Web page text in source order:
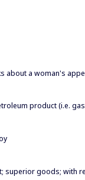
about a woman's
product (i.e.
superior goods; with